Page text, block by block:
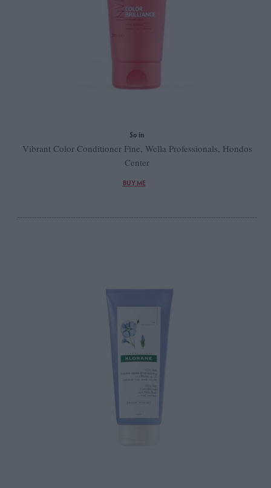
So in
Vibrant Color Conditioner Fine, Wella Professionals, Hondos
Center
BUY ME